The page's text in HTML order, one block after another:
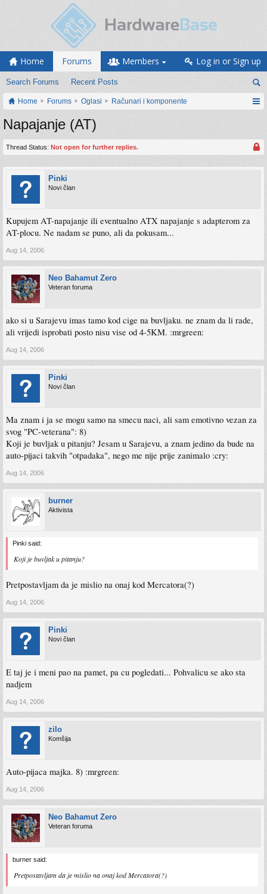
Home Forums
Search Forums Recent Posts
Members Log in or Sign up
Home Forums Oglasi Računari i komponente
Napajanje (AT)
Thread Status: Not open for further replies.
Pinki
Novi član
Kupujem AT-napajanje ili eventualno ATX napajanje s adapterom za
AT-plocu. Ne nadam se puno, ali da pokusam...
Aug 14, 2006
Neo Bahamut Zero
Veteran foruma
ako si u Sarajevu imas tamo kod cige na buvljaku. ne znam da li rade,
ali vrijedi isprobati posto nisu vise od 4-5KM. :mrgreen:
Aug 14, 2006
Pinki
Novi član
Ma znam i ja se mogu samo na smecu naci, ali sam emotivno vezan za
svog "PC-veterana": 8)
Koji je buvljak u pitanju? Jesam u Sarajevu, a znam jedino da bude na
auto-pijaci takvih "otpadaka", nego me nije prije zanimalo :cry:
Aug 14, 2006
burner
Aktivista
Pinki said:
Koji je buvljak u pitanju?
Pretpostavljam da je mislio na onaj kod Mercatora(?)
Aug 14, 2006
Pinki
Novi član
E taj je i meni pao na pamet, pa cu pogledati... Pohvalicu se ako sta
nadjem
Aug 14, 2006
zilo
Komšija
Auto-pijaca majka. 8) :mrgreen:
Aug 14, 2006
Neo Bahamut Zero
Veteran foruma
burner said:
Pretpostavljam da je mislio na onaj kod Mercatora(?)